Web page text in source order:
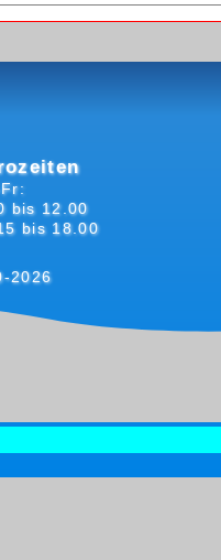
bis 12.00
bis 18.00
2026